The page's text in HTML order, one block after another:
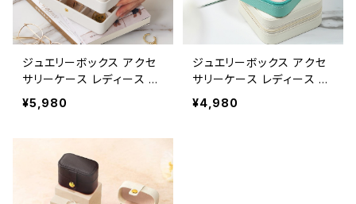
ング 指輪 リング 腕時計 キ
ッズ おしゃれ カジュアル K-
B0101
ス イヤリング 指輪 リング
腕時計 キッズ おしゃれ カ
ジュアル K-B0102
ジュエリーボックス アクセ
サリーケース レディース 春
夏 秋冬 春 夏 秋 冬 白 宝
石箱 収納 保管 インテリア
ス 大容量 ジュエリーケー
ス ジュエリー収納 アクセサ
リーポーチ ホワイト グリー
¥5,980
ジュエリーボックス アクセ
サリーケース レディース 春
夏 秋冬 春 夏 秋 冬 白 宝
石箱 コンパクト ポータブル
¥4,980